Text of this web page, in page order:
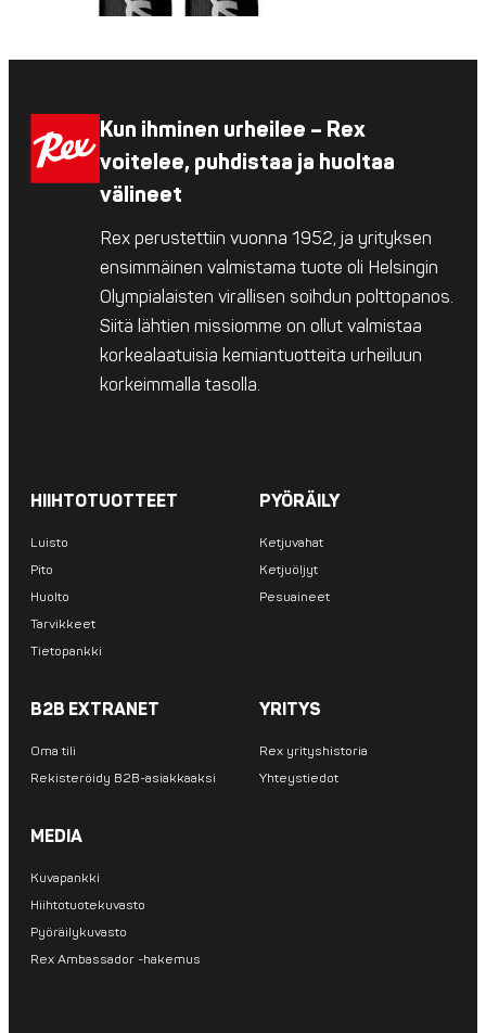
Kun ihminen urheilee – Rex
voitelee, puhdistaa ja huoltaa
välineet
Rex perustettiin vuonna 1952, ja yrityksen
ensimmäinen valmistama tuote oli Helsingin
Olympialaisten virallisen soihdun polttopanos.
Siitä lähtien missiomme on ollut valmistaa
korkealaatuisia kemiantuotteita urheiluun
korkeimmalla tasolla.
HIIHTOTUOTTEET
Luisto
Pito
Huolto
Tarvikkeet
Tietopankki
PYÖRÄILY
Ketjuvahat
Ketjuöljyt
Pesuaineet
B2B EXTRANET
Oma tili
Rekisteröidy B2B-asiakkaaksi
YRITYS
Rex yrityshistoria
Yhteystiedot
MEDIA
Kuvapankki
Hiihtotuotekuvasto
Pyöräilykuvasto
Rex Ambassador -hakemus